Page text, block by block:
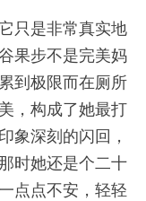
只是非常真实地
果步不是完美妈
到极限而在厕所
，构成了她最打
象深刻的闪回，
时她还是个二十
点点不安，轻轻